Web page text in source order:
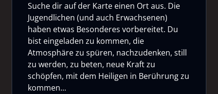
Suche dir auf der Karte einen Ort aus. Die
Jugendlichen (und auch Erwachsenen)
haben etwas Besonderes vorbereitet. Du
bist eingeladen zu kommen, die
Atmosphäre zu spüren, nachzudenken, still
zu werden, zu beten, neue Kraft zu
schöpfen, mit dem Heiligen in Berührung zu
kommen...